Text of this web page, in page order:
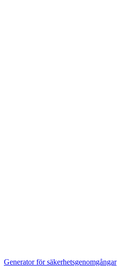
Generator för säkerhetsgenomgångar